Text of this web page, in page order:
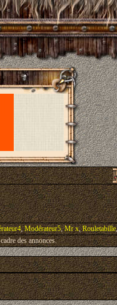
,Modérateur5,Mr x,Rouletabille
des annonces.